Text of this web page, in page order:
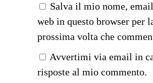
Salva il mio nome,
web in questo browser per
prossima volta che
Avvertimi via email in
risposte al mio commento.